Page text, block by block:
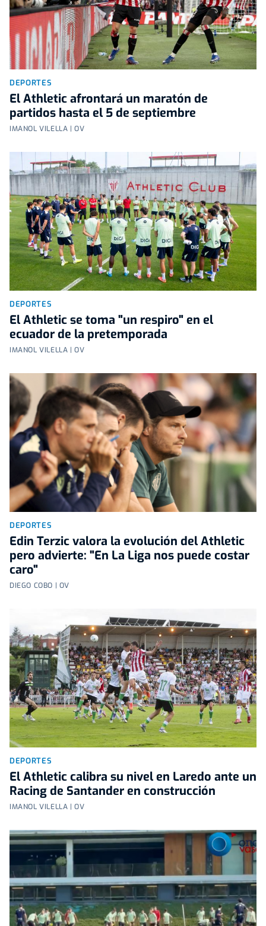
DEPORTES
El Athletic afrontará un maratón de
partidos hasta el 5 de septiembre
IMANOL VILELLA | OV
DEPORTES
El Athletic se toma "un respiro" en el
ecuador de la pretemporada
IMANOL VILELLA | OV
DEPORTES
Edin Terzic valora la evolución del Athletic
pero advierte: "En La Liga nos puede costar
caro"
DIEGO COBO | OV
DEPORTES
El Athletic calibra su nivel en Laredo ante un
Racing de Santander en construcción
IMANOL VILELLA | OV